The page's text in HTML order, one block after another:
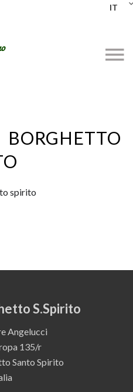
IT
S.Spirito
Angelucci
135/r
Santo Spirito